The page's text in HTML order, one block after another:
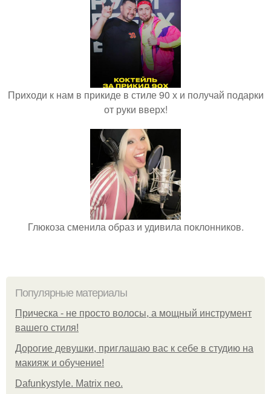
Приходи к нам в прикиде в стиле 90 х и получай подарки
от руки вверх!
Глюкоза сменила образ и удивила поклонников.
Популярные материалы
Прическа - не просто волосы, а мощный инструмент
вашего стиля!
Дорогие девушки, приглашаю вас к себе в студию на
макияж и обучение!
Dafunkystyle. Matrix neo.